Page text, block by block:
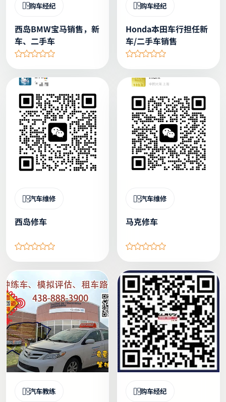
购车经纪
西岛BMW宝马销售，新
车、二手车
购车经纪
Honda本田车行担任新
车/二手车销售
汽车维修
西岛修车
汽车维修
马克修车
汽车教练 购车经纪